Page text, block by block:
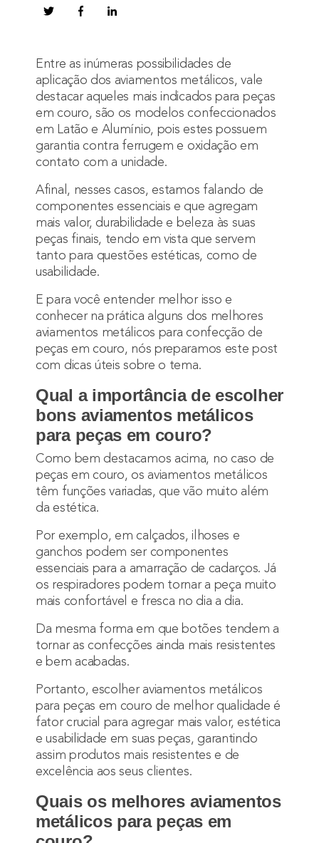
Entre as inúmeras possibilidades de
aplicação dos aviamentos metálicos, vale
destacar aqueles mais indicados para peças
em couro, são os modelos confeccionados
em Latão e Alumínio, pois estes possuem
garantia contra ferrugem e oxidação em
contato com a unidade.
Afinal, nesses casos, estamos falando de
componentes essenciais e que agregam
mais valor, durabilidade e beleza às suas
peças finais, tendo em vista que servem
tanto para questões estéticas, como de
usabilidade.
E para você entender melhor isso e
conhecer na prática alguns dos melhores
aviamentos metálicos para confecção de
peças em couro, nós preparamos este post
com dicas úteis sobre o tema.
Qual a importância de escolher
bons aviamentos metálicos
para peças em couro?
Como bem destacamos acima, no caso de
peças em couro, os aviamentos metálicos
têm funções variadas, que vão muito além
da estética.
Por exemplo, em calçados, ilhoses e
ganchos podem ser componentes
essenciais para a amarração de cadarços. Já
os respiradores podem tornar a peça muito
mais confortável e fresca no dia a dia.
Da mesma forma em que botões tendem a
tornar as confecções ainda mais resistentes
e bem acabadas.
Portanto, escolher aviamentos metálicos
para peças em couro de melhor qualidade é
fator crucial para agregar mais valor, estética
e usabilidade em suas peças, garantindo
assim produtos mais resistentes e de
excelência aos seus clientes.
Quais os melhores aviamentos
metálicos para peças em